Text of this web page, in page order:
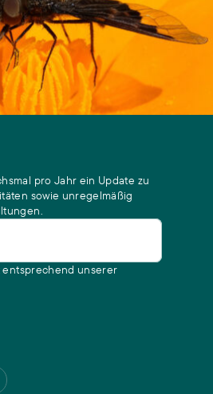
pro Jahr ein Update zu
sowie unregelmäßig
unserer